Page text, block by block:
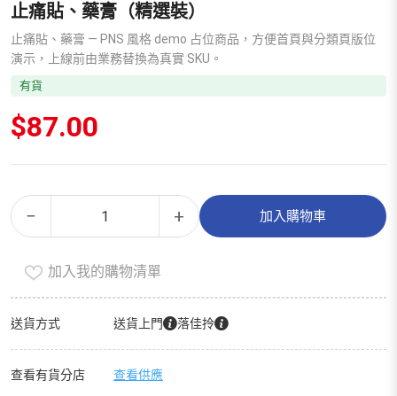
止痛貼、藥膏（精選裝）
止痛貼、藥膏 — PNS 風格 demo 占位商品，方便首頁與分類頁版位
演示，上線前由業務替換為真實 SKU。
有貨
$87.00
−
止
痛
膏
（精
數
+ 加入購物車
Alternative:
加入我的購物清單
送貨方式 送貨上門 落佳拎
查看有貨分店 查看供應